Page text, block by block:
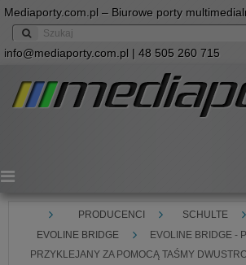
Mediaporty.com.pl – Biurowe porty
info@mediaporty.com.pl | 48 505 260 715
Menu
PRODUCENCI
SCHULTE
EVOLINE BRIDGE
EVOLINE BRIDGE -
PRZYKLEJANY ZA POMOCĄ TAŚMY